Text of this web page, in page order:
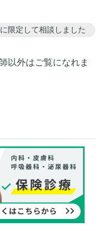
に限定して相談しました
以外はご覧になれま